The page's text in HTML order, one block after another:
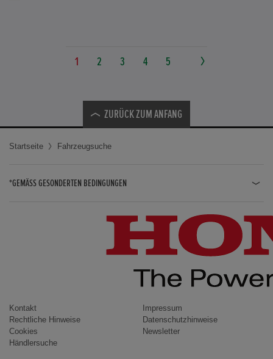
1 2 3 4 5
ZURÜCK ZUM ANFANG
Startseite Fahrzeugsuche
*GEMÄSS GESONDERTEN BEDINGUNGEN
CIVIC / CIVIC LIMOUSINE
INSIGHT
ACCORD
Kontakt
Impressum
Rechtliche Hinweise
Datenschutzhinweise
Cookies
Newsletter
Händlersuche